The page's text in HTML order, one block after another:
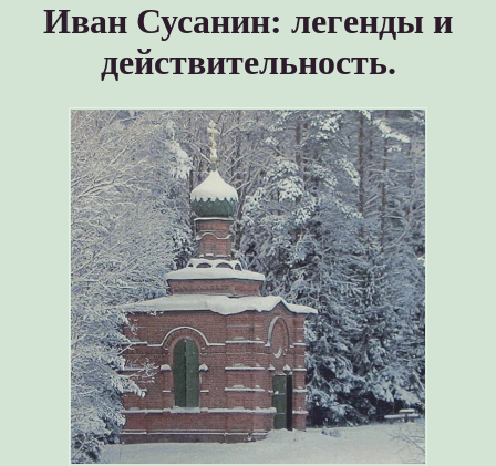
Иван Сусанин: легенды и
действительность.